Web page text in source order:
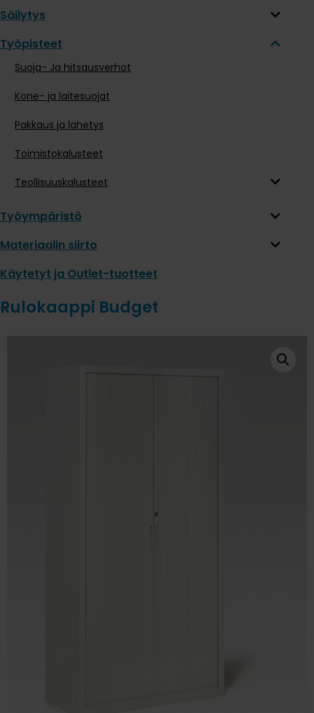
Säilytys
Työpisteet
Suoja- Ja hitsausverhot
Kone- ja laitesuojat
Pakkaus ja lähetys
Toimistokalusteet
Teollisuuskalusteet
Työympäristö
Materiaalin siirto
Käytetyt ja Outlet-tuotteet
Rulokaappi Budget